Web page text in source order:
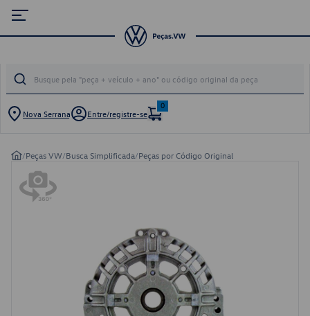
Nova Serrana Entre/registre-se
0
/Peças VW/Busca Simplificada/Peças por Código Original